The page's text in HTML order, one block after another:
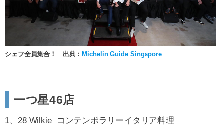
シェフ全員集合！ 出典： Michelin Guide Singapore
一つ星46店
1、28 Wilkie コンテンポラリーイタリア料理